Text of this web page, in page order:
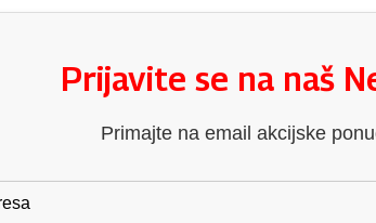
Prijavite se na naš
Primajte na email akcijske